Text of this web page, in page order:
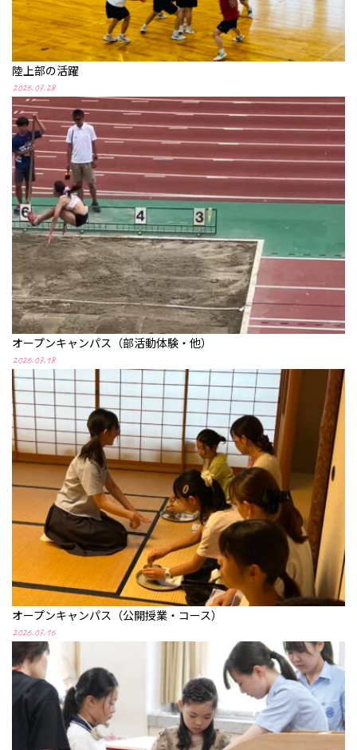
陸上部の活躍
2026.07.28
オープンキャンパス（部活動体験・他）
2026.07.18
オープンキャンパス（公開授業・コース）
2026.07.16